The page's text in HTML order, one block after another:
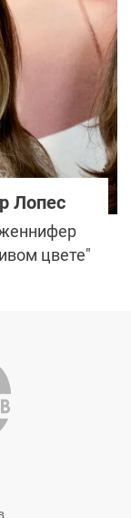
и получить
Лопес
цвете"
в форме